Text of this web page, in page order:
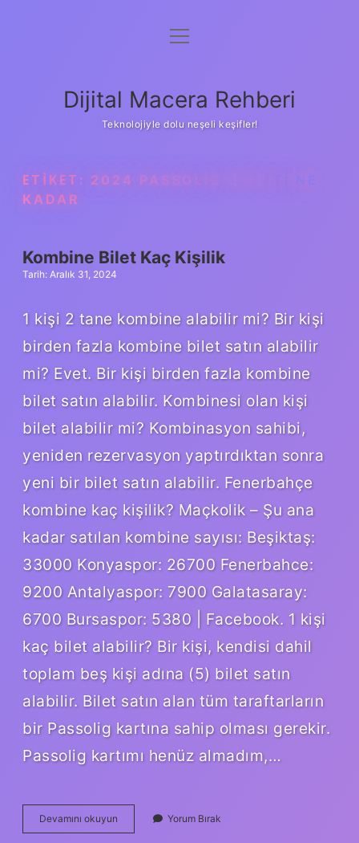
Anasayfa
Yasal Uyarı
menüyü
Dijital Macera Rehberi
Teknolojiyle dolu neşeli keşifler!
ETIKET: 2024 PASSOLIG ÜCRETI NE
KADAR
Kombine Bilet Kaç Kişilik
Tarih: Aralık 31, 2024
1 kişi 2 tane kombine alabilir mi? Bir kişi
birden fazla kombine bilet satın alabilir
mi? Evet. Bir kişi birden fazla kombine
bilet satın alabilir. Kombinesi olan kişi
bilet alabilir mi? Kombinasyon sahibi,
yeniden rezervasyon yaptırdıktan sonra
yeni bir bilet satın alabilir. Fenerbahçe
kombine kaç kişilik? Maçkolik – Şu ana
kadar satılan kombine sayısı: Beşiktaş:
33000 Konyaspor: 26700 Fenerbahce:
9200 Antalyaspor: 7900 Galatasaray:
6700 Bursaspor: 5380 | Facebook. 1 kişi
kaç bilet alabilir? Bir kişi, kendisi dahil
toplam beş kişi adına (5) bilet satın
alabilir. Bilet satın alan tüm taraftarların
bir Passolig kartına sahip olması gerekir.
Passolig kartımı henüz almadım,…
Devamını okuyun Kombine
Bilet
Yorum Bırak